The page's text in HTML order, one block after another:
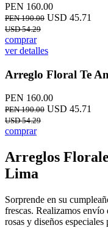
PEN 160.00
PEN 190.00 USD 45.71
USD 54.29
comprar
ver detalles
Arreglo Floral Te
PEN 160.00
PEN 190.00 USD 45.71
USD 54.29
comprar
Arreglos
Lima
Sorprende en su
frescas. Realizamos
rosas y diseños